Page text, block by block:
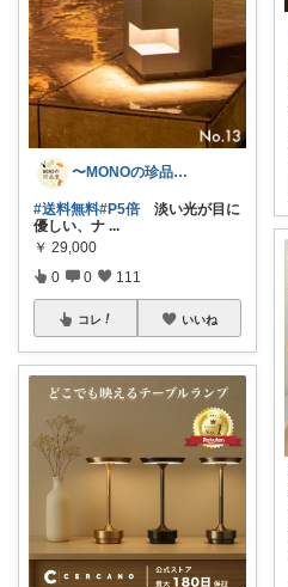
〜MONOの珍品堂〜
#送料無料#P5倍 淡い光が目に
優しい、ナ ...
￥ 29,000
0 0 111
コレ いいね